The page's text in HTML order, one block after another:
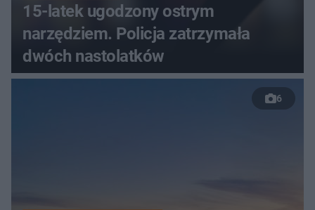
15-latek ugodzony ostrym
narzędziem. Policja zatrzymała
dwóch nastolatków
6